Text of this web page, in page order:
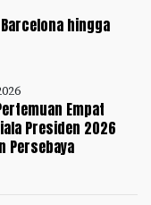
hingga
Empat
Presiden 2026
Persebaya